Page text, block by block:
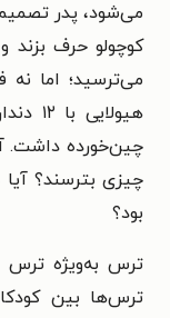
می‌شود، پدر
کوچولو حرف
می‌ترسید؛ اما نه
چین‌خورده داشت.
چیزی بترسند؟
بود؟
ترس به‌ویژه ترس
ترس‌ها بین